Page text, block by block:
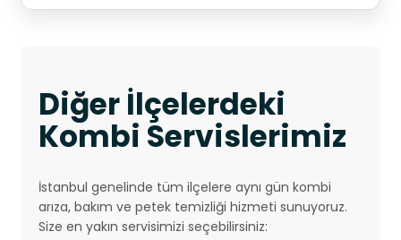
Diğer İlçelerdeki
Kombi Servislerimiz
İstanbul genelinde tüm ilçelere aynı gün kombi
arıza, bakım ve petek temizliği hizmeti sunuyoruz.
Size en yakın servisimizi seçebilirsiniz: